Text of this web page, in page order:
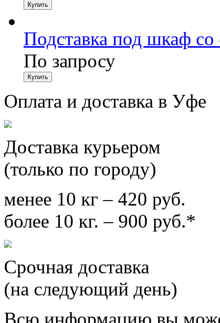
Подставка под шкаф со
По запросу
Оплата и доставка в Уфе
Доставка курьером
(только по городу)
менее 10 кг – 420 руб.
более 10 кг. – 900 руб.*
Срочная доставка
(на следующий день)